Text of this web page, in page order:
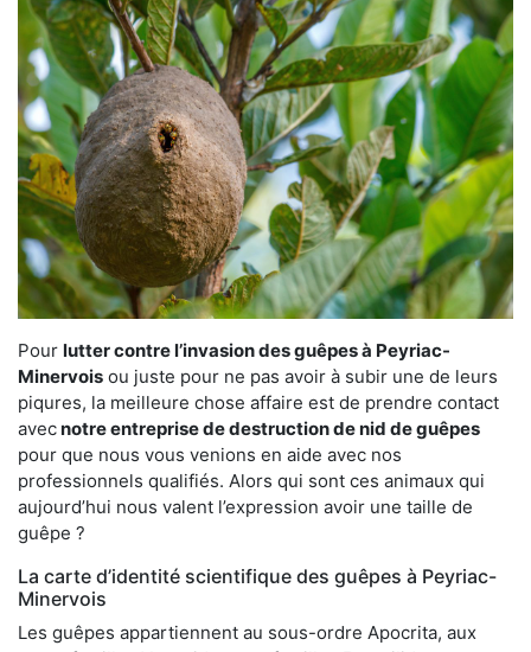
Pour lutter contre l’invasion des guêpes à Peyriac-
Minervois ou juste pour ne pas avoir à subir une de leurs
piqures, la meilleure chose affaire est de prendre contact
avecnotre entreprise de destruction de nid de guêpes
pour que nous vous venions en aide avec nos
professionnels qualifiés. Alors qui sont ces animaux qui
aujourd’hui nous valent l’expression avoir une taille de
guêpe ?
La carte d’identité scientifique des guêpes à Peyriac-
Minervois
Les guêpes appartiennent au sous-ordre Apocrita, aux